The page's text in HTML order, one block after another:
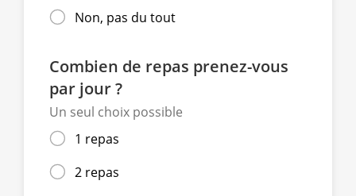
Non, pas du tout
Combien de repas prenez-vous
par jour ?
Un seul choix possible
1 repas
2 repas